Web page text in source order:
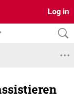
Log in